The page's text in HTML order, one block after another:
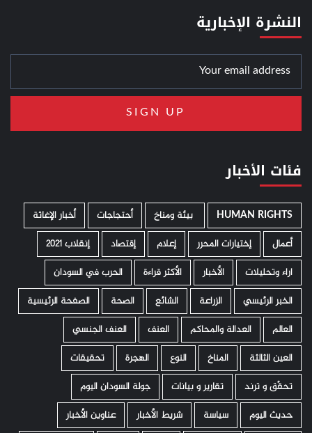
النشرة الإخبارية
فئات الأخبار
HUMAN RIGHTS ­ بيئة ومناخ أحتجاجات
أخبار الإغاثة
أعمال
إختيارات المحرر إعلام إقتصاد
إنقلاب 2021
اراء وتحليلات
الأخبار الأكثر قراءة
الحرب في السودان
الخبر الرئيسي
الزراعة الشائع الصحة
الصفحة الرئيسية
العالم
العدالة والمحاكم العنف
العنف الجنسي
العين الثالثة
المناخ النوع الهجرة
تحقيقات
تحقّق و ترند
تقارير و بيانات
جولة السودان اليوم
حديث اليوم
سياسة شريط الأخبار عناوين الأخبار